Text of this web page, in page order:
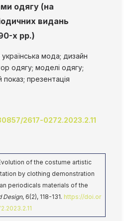
одягу (на
видань
х рр.)
українська мода; дизайн
одягу; моделі одягу;
презентація
2617-0272.2023.2.11
of the costume artistic
by clothing demonstration
periodicals materials of the
Design, 6(2), 118-131. https://doi.or